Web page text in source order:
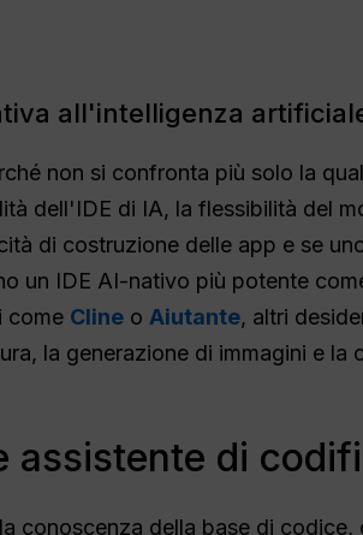
all'intelligenza
non si confronta più solo la
dell'IDE di IA, la flessibilità del
di costruzione delle app e se
un IDE AI-nativo più potente
come Cline o Aiutante, altri
la generazione di immagini e la
assistente di
conoscenza della base di